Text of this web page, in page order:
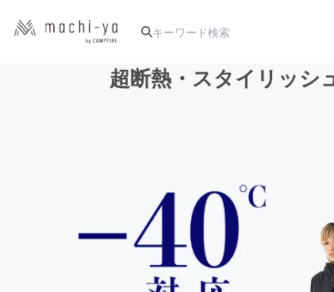
アート・写真
テクノロジー・ガジェット
映像・映画
超断熱・スタイリッシ